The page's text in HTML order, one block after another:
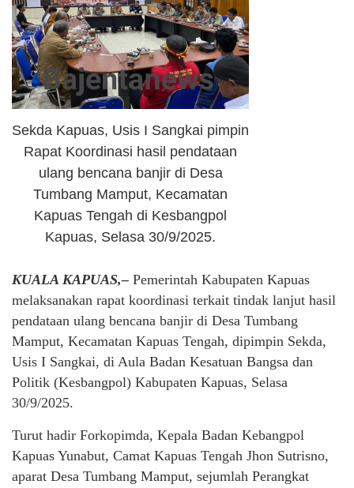
Sekda Kapuas, Usis I Sangkai pimpin
Rapat Koordinasi hasil pendataan
ulang bencana banjir di Desa
Tumbang Mamput, Kecamatan
Kapuas Tengah di Kesbangpol
Kapuas, Selasa 30/9/2025.
KUALA KAPUAS,– Pemerintah Kabupaten Kapuas
melaksanakan rapat koordinasi terkait tindak lanjut hasil
pendataan ulang bencana banjir di Desa Tumbang
Mamput, Kecamatan Kapuas Tengah, dipimpin Sekda,
Usis I Sangkai, di Aula Badan Kesatuan Bangsa dan
Politik (Kesbangpol) Kabupaten Kapuas, Selasa
30/9/2025.
Turut hadir Forkopimda, Kepala Badan Kebangpol
Kapuas Yunabut, Camat Kapuas Tengah Jhon Sutrisno,
aparat Desa Tumbang Mamput, sejumlah Perangkat